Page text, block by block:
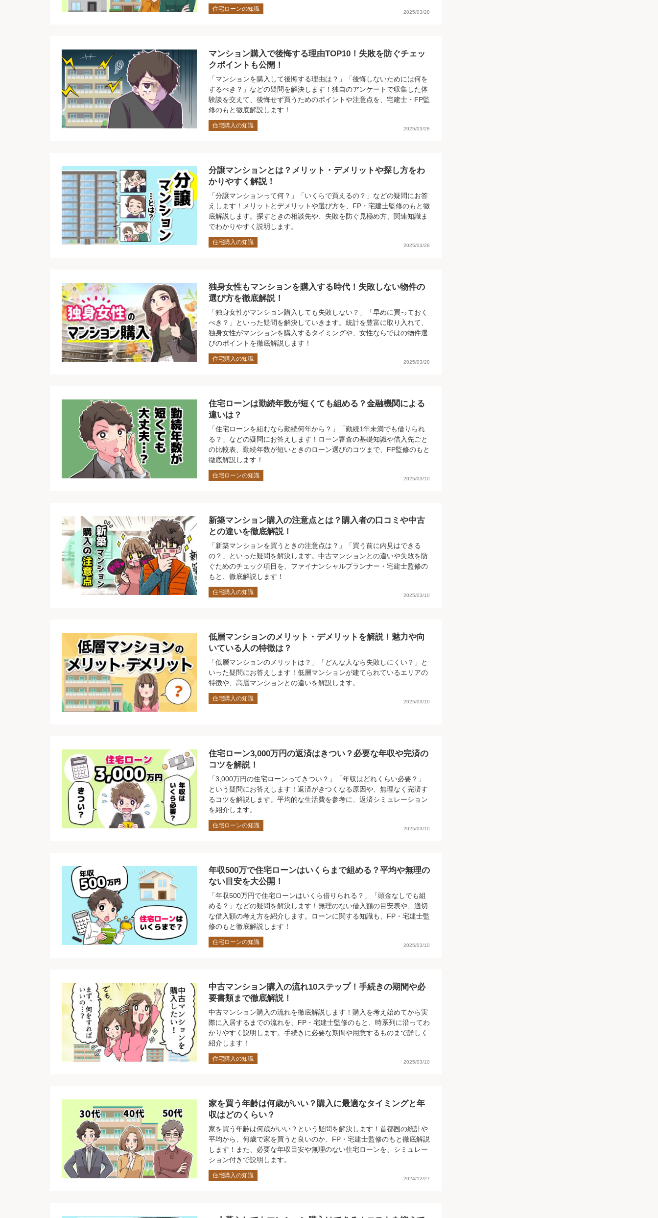
住宅ローンの知識 2025/03/28
マンション購入で後悔する理由TOP10！失敗を防ぐチェッ
クポイントも公開！
「マンションを購入して後悔する理由は？」「後悔しないためには何を
するべき？」などの疑問を解決します！独自のアンケートで収集した体
験談を交えて、後悔せず買うためのポイントや注意点を、宅建士・FP監
修のもと徹底解説します！
住宅購入の知識 2025/03/28
分譲マンションとは？メリット・デメリットや探し方をわ
かりやすく解説！
「分譲マンションって何？」「いくらで買えるの？」などの疑問にお答
えします！メリットとデメリットや選び方を、FP・宅建士監修のもと徹
底解説します。探すときの相談先や、失敗を防ぐ見極め方、関連知識ま
でわかりやすく説明します。
住宅購入の知識 2025/03/28
独身女性もマンションを購入する時代！失敗しない物件の
選び方を徹底解説！
「独身女性がマンション購入しても失敗しない？」「早めに買っておく
べき？」といった疑問を解決していきます。統計を豊富に取り入れて、
独身女性がマンションを購入するタイミングや、女性ならではの物件選
びのポイントを徹底解説します！
住宅購入の知識 2025/03/28
住宅ローンは勤続年数が短くても組める？金融機関による
違いは？
「住宅ローンを組むなら勤続何年から？」「勤続1年未満でも借りられ
る？」などの疑問にお答えします！ローン審査の基礎知識や借入先ごと
の比較表、勤続年数が短いときのローン選びのコツまで、FP監修のもと
徹底解説します！
住宅ローンの知識 2025/03/10
新築マンション購入の注意点とは？購入者の口コミや中古
との違いを徹底解説！
「新築マンションを買うときの注意点は？」「買う前に内見はできる
の？」といった疑問を解決します。中古マンションとの違いや失敗を防
ぐためのチェック項目を、ファイナンシャルプランナー・宅建士監修の
もと、徹底解説します！
住宅購入の知識 2025/03/10
低層マンションのメリット・デメリットを解説！魅力や向
いている人の特徴は？
「低層マンションのメリットは？」「どんな人なら失敗しにくい？」と
いった疑問にお答えします！低層マンションが建てられているエリアの
特徴や、高層マンションとの違いを解説します。
住宅購入の知識 2025/03/10
住宅ローン3,000万円の返済はきつい？必要な年収や完済の
コツを解説！
「3,000万円の住宅ローンってきつい？」「年収はどれくらい必要？」
という疑問にお答えします！返済がきつくなる原因や、無理なく完済す
るコツを解説します。平均的な生活費を参考に、返済シミュレーション
を紹介します。
住宅ローンの知識 2025/03/10
年収500万で住宅ローンはいくらまで組める？平均や無理の
ない目安を大公開！
「年収500万円で住宅ローンはいくら借りられる？」「頭金なしでも組
める？」などの疑問を解決します！無理のない借入額の目安表や、適切
な借入額の考え方を紹介します。ローンに関する知識も、FP・宅建士監
修のもと徹底解説します！
住宅ローンの知識 2025/03/10
中古マンション購入の流れ10ステップ！手続きの期間や必
要書類まで徹底解説！
中古マンション購入の流れを徹底解説します！購入を考え始めてから実
際に入居するまでの流れを、FP・宅建士監修のもと、時系列に沿ってわ
かりやすく説明します。手続きに必要な期間や用意するものまで詳しく
紹介します！
住宅購入の知識 2025/03/10
家を買う年齢は何歳がいい？購入に最適なタイミングと年
収はどのくらい？
家を買う年齢は何歳がいい？という疑問を解決します！首都圏の統計や
平均から、何歳で家を買うと良いのか、FP・宅建士監修のもと徹底解説
します！また、必要な年収目安や無理のない住宅ローンを、シミュレー
ション付きで説明します。
住宅購入の知識 2024/12/27